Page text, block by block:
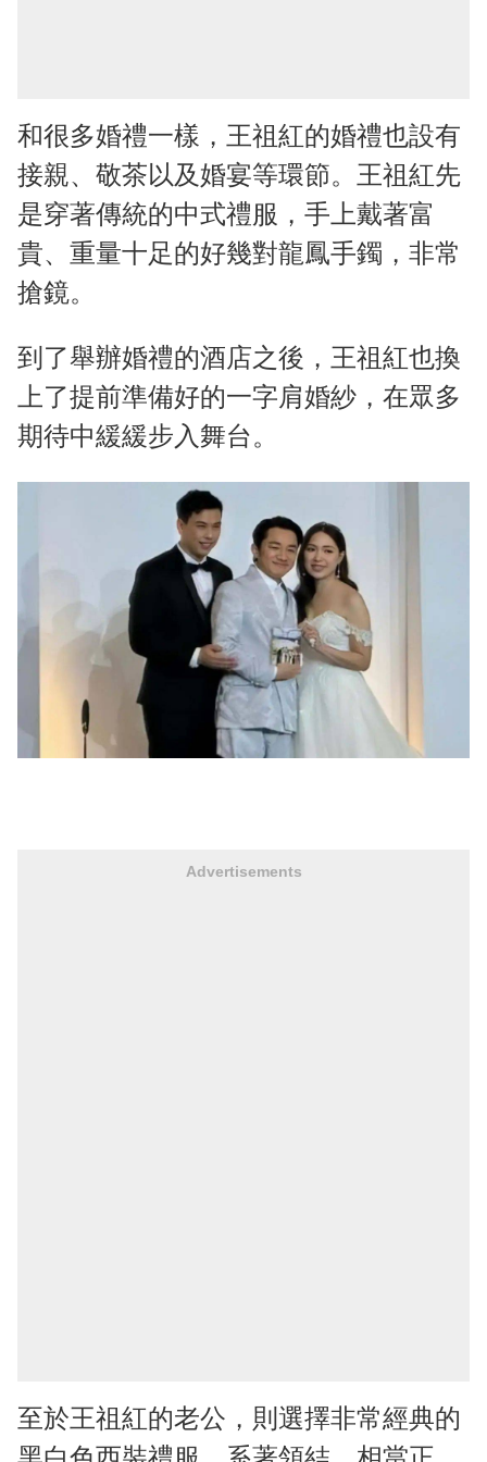
和很多婚禮一樣，王祖紅的婚禮也設有
接親、敬茶以及婚宴等環節。王祖紅先
是穿著傳統的中式禮服，手上戴著富
貴、重量十足的好幾對龍鳳手鐲，非常
搶鏡。
到了舉辦婚禮的酒店之後，王祖紅也換
上了提前準備好的一字肩婚紗，在眾多
期待中緩緩步入舞台。
Advertisements
至於王祖紅的老公，則選擇非常經典的